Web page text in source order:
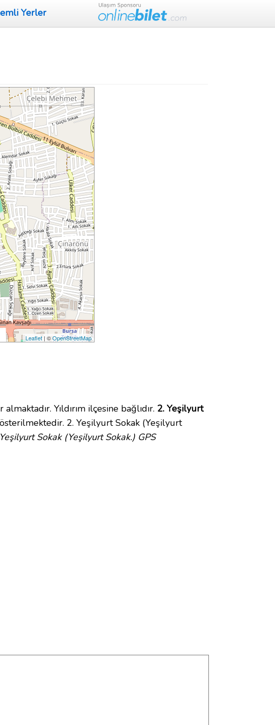
Yerler
Leaflet | ©OpenStreetMap
Yıldırım ilçesine bağlıdır. 2. Yeşilyurt
2. Yeşilyurt Sokak (Yeşilyurt
Sokak (Yeşilyurt Sokak.) GPS